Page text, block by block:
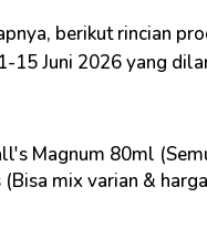
berikut rincian
15 Juni 2026 yang
Magnum 80ml
(Bisa mix varian &